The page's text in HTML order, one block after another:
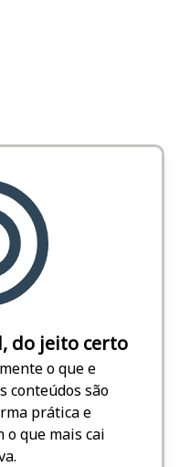
do jeito certo
o que e
conteúdos são
prática e
o que mais cai